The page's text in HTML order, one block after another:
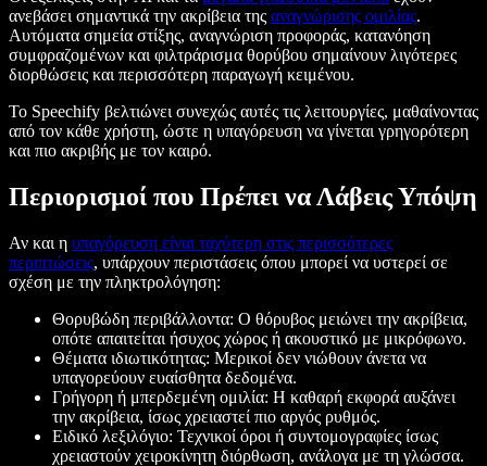
ανεβάσει σημαντικά την ακρίβεια της αναγνώρισης ομιλίας.
Αυτόματα σημεία στίξης, αναγνώριση προφοράς, κατανόηση
συμφραζομένων και φιλτράρισμα θορύβου σημαίνουν λιγότερες
διορθώσεις και περισσότερη παραγωγή κειμένου.
Το Speechify βελτιώνει συνεχώς αυτές τις λειτουργίες, μαθαίνοντας
από τον κάθε χρήστη, ώστε η υπαγόρευση να γίνεται γρηγορότερη
και πιο ακριβής με τον καιρό.
Περιορισμοί που Πρέπει να Λάβεις Υπόψη
Αν και η υπαγόρευση είναι ταχύτερη στις περισσότερες
περιπτώσεις, υπάρχουν περιστάσεις όπου μπορεί να υστερεί σε
σχέση με την πληκτρολόγηση:
Θορυβώδη περιβάλλοντα: Ο θόρυβος μειώνει την ακρίβεια,
οπότε απαιτείται ήσυχος χώρος ή ακουστικό με μικρόφωνο.
Θέματα ιδιωτικότητας: Μερικοί δεν νιώθουν άνετα να
υπαγορεύουν ευαίσθητα δεδομένα.
Γρήγορη ή μπερδεμένη ομιλία: Η καθαρή εκφορά αυξάνει
την ακρίβεια, ίσως χρειαστεί πιο αργός ρυθμός.
Ειδικό λεξιλόγιο: Τεχνικοί όροι ή συντομογραφίες ίσως
χρειαστούν χειροκίνητη διόρθωση, ανάλογα με τη γλώσσα.